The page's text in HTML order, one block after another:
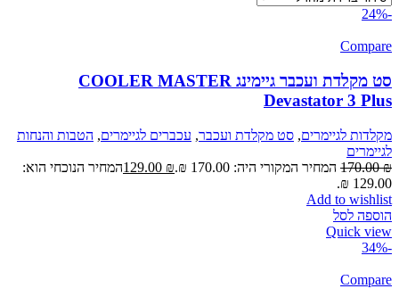
-24%
Compare
סט מקלדת ועכבר גיימינג COOLER MASTER
Devastator 3 Plus
מקלדות לגיימרים, סט מקלדת ועכבר, עכברים לגיימרים, הטבות והנחות
לגיימרים
170.00₪ המחיר המקורי היה: 170.00 ₪. 129.00 ₪
המחיר הנוכחי הוא:
129.00 ₪.
Add to wishlist
הוספה לסל
Quick view
-34%
Compare